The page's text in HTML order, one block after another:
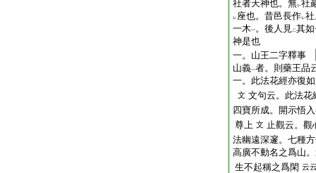
社者天神也。無レ社
レ座也。昔邑長作レ
一木一。後人見二其如
神是也
一。山王二字釋事
山義一者。則藥王品
一。此法花經亦復
文 文句云。此法花
四寶所成。開示悟
尊上 文 止觀云。觀
法幽遠深邃。七種
高廣不動名之爲山
生不起稱之爲閑 云